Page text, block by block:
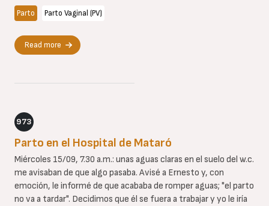
Parto Parto Vaginal (PV)
Read more
973
Parto en el Hospital de Mataró
Miércoles 15/09, 7.30 a.m.: unas aguas claras en el suelo del w.c.
me avisaban de que algo pasaba. Avisé a Ernesto y, con
emoción, le informé de que acababa de romper aguas; "el parto
no va a tardar". Decidimos que él se fuera a trabajar y yo le iría